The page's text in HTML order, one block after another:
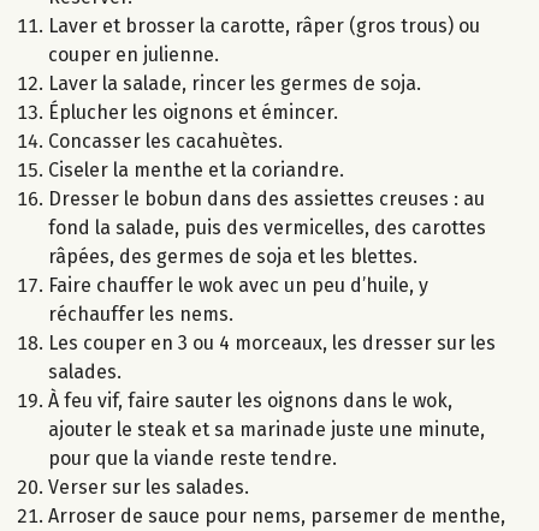
Laver et brosser la carotte, râper (gros trous) ou
couper en julienne.
Laver la salade, rincer les germes de soja.
Éplucher les oignons et émincer.
Concasser les cacahuètes.
Ciseler la menthe et la coriandre.
Dresser le bobun dans des assiettes creuses : au
fond la salade, puis des vermicelles, des carottes
râpées, des germes de soja et les blettes.
Faire chauffer le wok avec un peu d’huile, y
réchauffer les nems.
Les couper en 3 ou 4 morceaux, les dresser sur les
salades.
À feu vif, faire sauter les oignons dans le wok,
ajouter le steak et sa marinade juste une minute,
pour que la viande reste tendre.
Verser sur les salades.
Arroser de sauce pour nems, parsemer de menthe,